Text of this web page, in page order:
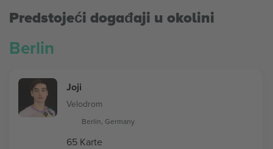
Predstojeći događaji u okolini
Berlin
Joji
Velodrom
Berlin, Germany
65 Karte